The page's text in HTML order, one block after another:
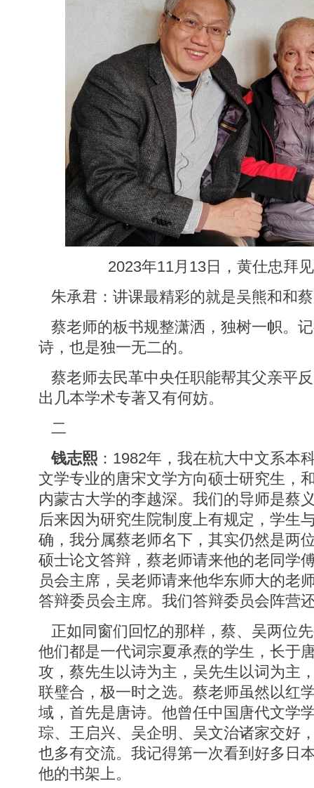
2023年11月13日，黄仕忠拜
朱承君：讲课最精彩的就是吴熊和和
蔡老师的板书规整潇洒，独树一帜。
诗，也是独一无二的。
蔡老师去民革中央任职能帮其父亲平
出几本学术专著又有何妨。
二
钱志熙 ：1982年，我在杭大中文系本
文学专业的唐宋文学方向硕士研究生，
内蒙古大学的李越深。我们的导师是蔡
后来因为研究生院制度上有规定，学生
确，我分属蔡老师名下，其实仍然是两
硕士论文答辩，蔡老师请来他的老同学
员会主席，吴老师请来他华东师大的老
答辩委员会主席。我们答辩委员会阵营
正如同窗们回忆的那样，蔡、吴两位
他们都是一代词宗夏承焘的学生，长于
攻，蔡先生以诗为主，吴先生以词为主
联璧合，极一时之选。蔡老师虽然以红
域，首先是唐诗。他曾任中国唐代文学
琮、王启兴、吴企明、吴文治诸家交好
也多有交流。我记得第一次看到好多日
他的书架上。